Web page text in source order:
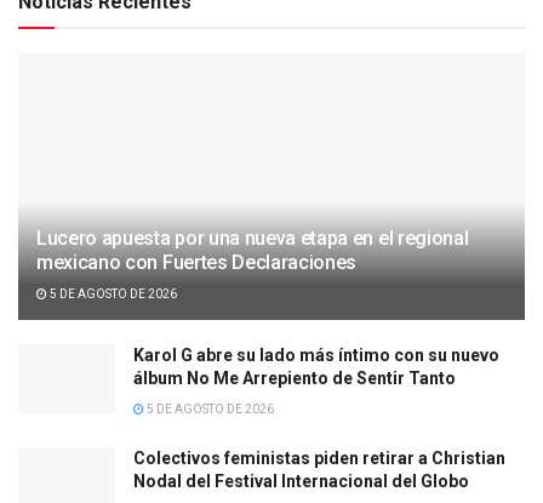
Lucero apuesta por una nueva etapa en el regional
mexicano con Fuertes Declaraciones
5 DE AGOSTO DE 2026
Karol G abre su lado más íntimo con su nuevo
álbum No Me Arrepiento de Sentir Tanto
5 DE AGOSTO DE 2026
Colectivos feministas piden retirar a Christian
Nodal del Festival Internacional del Globo